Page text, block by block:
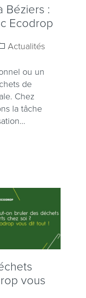
Béziers :
Ecodrop
Actualités
ou un
de
Chez
la tâche
vous